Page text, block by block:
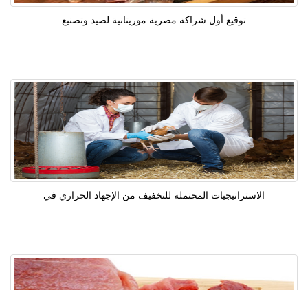
توقيع أول شراكة مصرية موريتانية لصيد وتصنيع
الاستراتيجيات المحتملة للتخفيف من الإجهاد الحراري في